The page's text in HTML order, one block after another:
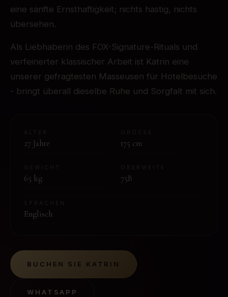
eine sanfte Ernsthaftigkeit; nichts hastig, nichts
übersehen.
Als Liebhaberin des FOX-Signature-Rituals und
verfeinerter klassischer Arbeit ist Katrin eine
unserer gefragtesten Masseusen für Hotelbesuche
- bringt überall dieselbe Ruhe und Sorgfalt mit sich.
27 Jahre 175 cm
65 kg 75B
Englisch
BUCHEN SIE KATRIN
WHATSAPP